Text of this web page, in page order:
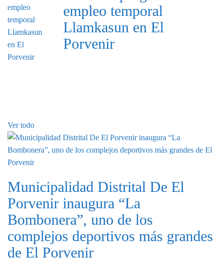
empleo temporal
Llamkasun en El
Porvenir
Ver todo
Municipalidad Distrital De El
Porvenir inaugura “La
Bombonera”, uno de los
complejos deportivos más grandes
de El Porvenir